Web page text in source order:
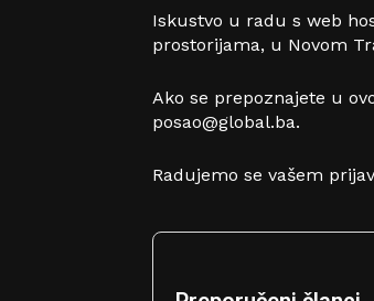
Iskustvo u radu s web
prostorijama, u Novom
Ako se prepoznajete u
posao@global.ba.
Radujemo se vašem